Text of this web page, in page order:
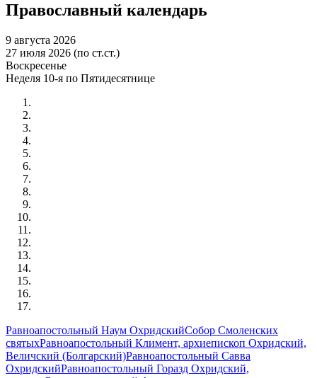
Православный календарь
9 августа 2026
27 июля 2026 (по ст.ст.)
Воскресенье
Неделя 10-я по Пятидесятнице
Равноапостольный Наум ОхридскийСобор Смоленских
святыхРавноапостольный Климент, архиепископ Охридский,
Величский (Болгарский)Равноапостольный Савва
ОхридскийРавноапостольный Горазд Охридский,